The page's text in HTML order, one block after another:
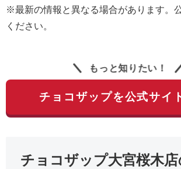
※最新の情報と異なる場合があります。
ください。
もっと知りたい！
チョコザップを公式サイ
チョコザップ大宮桜木